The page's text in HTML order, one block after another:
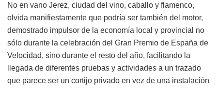
No en vano Jerez, ciudad del vino, caballo y flamenco,
olvida manifiestamente que podría ser también del motor,
demostrado impulsor de la economía local y provincial no
sólo durante la celebración del Gran Premio de España de
Velocidad, sino durante el resto del año, facilitando la
llegada de diferentes pruebas y actividades a un trazado
que parece ser un cortijo privado en vez de una instalación